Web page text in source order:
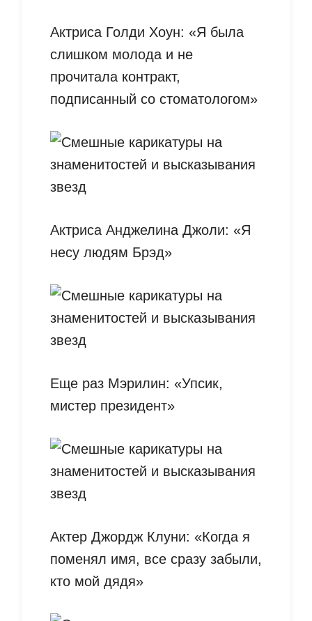
Актриса Голди Хоун: «Я была
слишком молода и не
прочитала контракт,
подписанный со стоматологом»
Актриса Анджелина Джоли: «Я
несу людям Брэд»
Еще раз Мэрилин: «Упсик,
мистер президент»
Актер Джордж Клуни: «Когда я
поменял имя, все сразу забыли,
кто мой дядя»